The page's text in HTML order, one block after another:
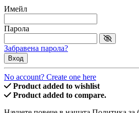
Имейл
Парола
Забравена парола?
Вход
No account? Create one here
Product added to wishlist
Product added to compare.